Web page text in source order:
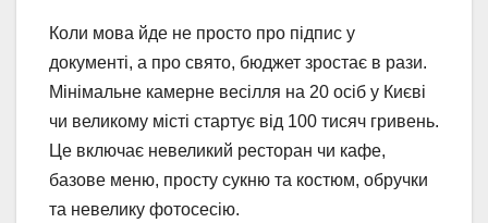
Коли мова йде не просто про підпис у
документі, а про свято, бюджет зростає в рази.
Мінімальне камерне весілля на 20 осіб у Києві
чи великому місті стартує від 100 тисяч гривень.
Це включає невеликий ресторан чи кафе,
базове меню, просту сукню та костюм, обручки
та невелику фотосесію.